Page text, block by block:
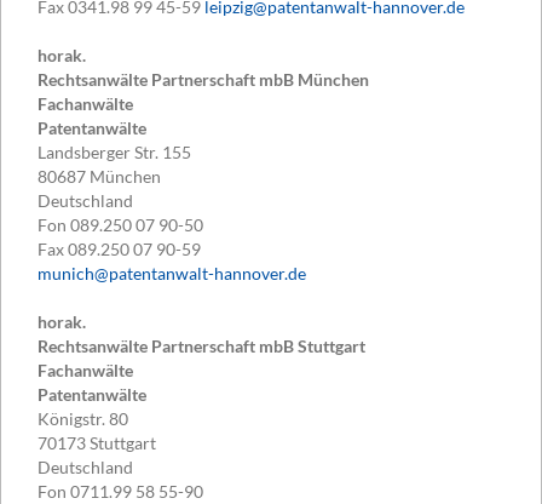
Fax0341.98 99 45-59 leipzig@patentanwalt-hannover.de
horak.
Rechtsanwälte Partnerschaft mbB München
Fachanwälte
Patentanwälte
Landsberger Str. 155
80687 München
Deutschland
Fon 089.250 07 90-50
Fax089.250 07 90-59
munich@patentanwalt-hannover.de
horak.
Rechtsanwälte Partnerschaft mbB Stuttgart
Fachanwälte
Patentanwälte
Königstr. 80
70173Stuttgart
Deutschland
Fon 0711.99 58 55-90